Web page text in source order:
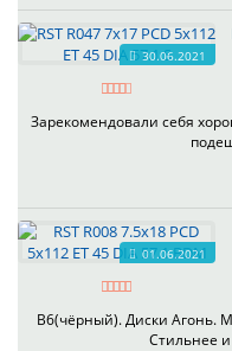
30.06.2021
Зарекомендовали себя
01.06.2021
B6(чёрный). Диски Агонь.
Стильнее